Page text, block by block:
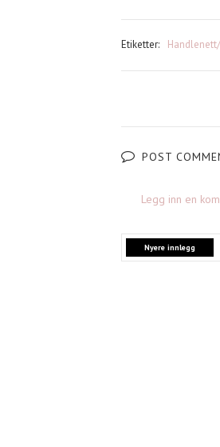
Etiketter:
POST
Legg inn en
Nyere innlegg